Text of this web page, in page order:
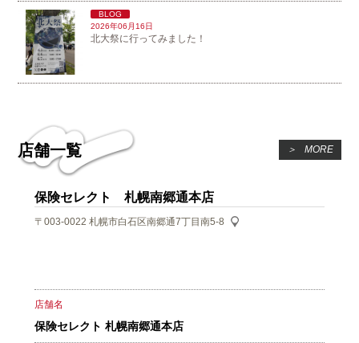
BLOG
2026年06月16日
北大祭に行ってみました！
店舗一覧 ＞ MORE
保険セレクト 札幌南郷通本店
〒003-0022 札幌市白石区南郷通7丁目南5-8
店舗名
保険セレクト 札幌南郷通本店